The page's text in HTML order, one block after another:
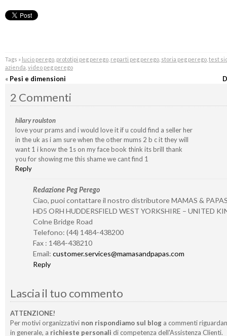
Tags » lucio perego, prototipi peg perego, reparti peg perego, storia peg perego, test
azienda video peg perego
« Pesi e dimensioni
2 Commenti
hilary roulston
love your prams and i would love it if u could find a seller her
in the uk as i am sure when the other mums 2 b c it they will
want 1 i know the 1s on my face book think its brill thank
you for showing me this shame we cant find 1
Reply
Redazione Peg Perego
Ciao, puoi contattare il nostro distributore MAMAS &
HD5 ORH HUDDERSFIELD WEST YORKSHIRE – UNITED
Colne Bridge Road
Telefono: (44) 1484-438200
Fax : 1484-438210
Email: customer.services@mamasandpapas.com
Reply
Lascia il tuo commento
ATTENZIONE!
Per motivi organizzativi non rispondiamo sul bloga commenti
in generale, a richieste personali di competenza dell'Assistenza Clienti.